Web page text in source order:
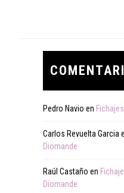
Pedro Navio en
Carlos Revuelta Garcia
Diomande
Raúl Castaño en
Diomande